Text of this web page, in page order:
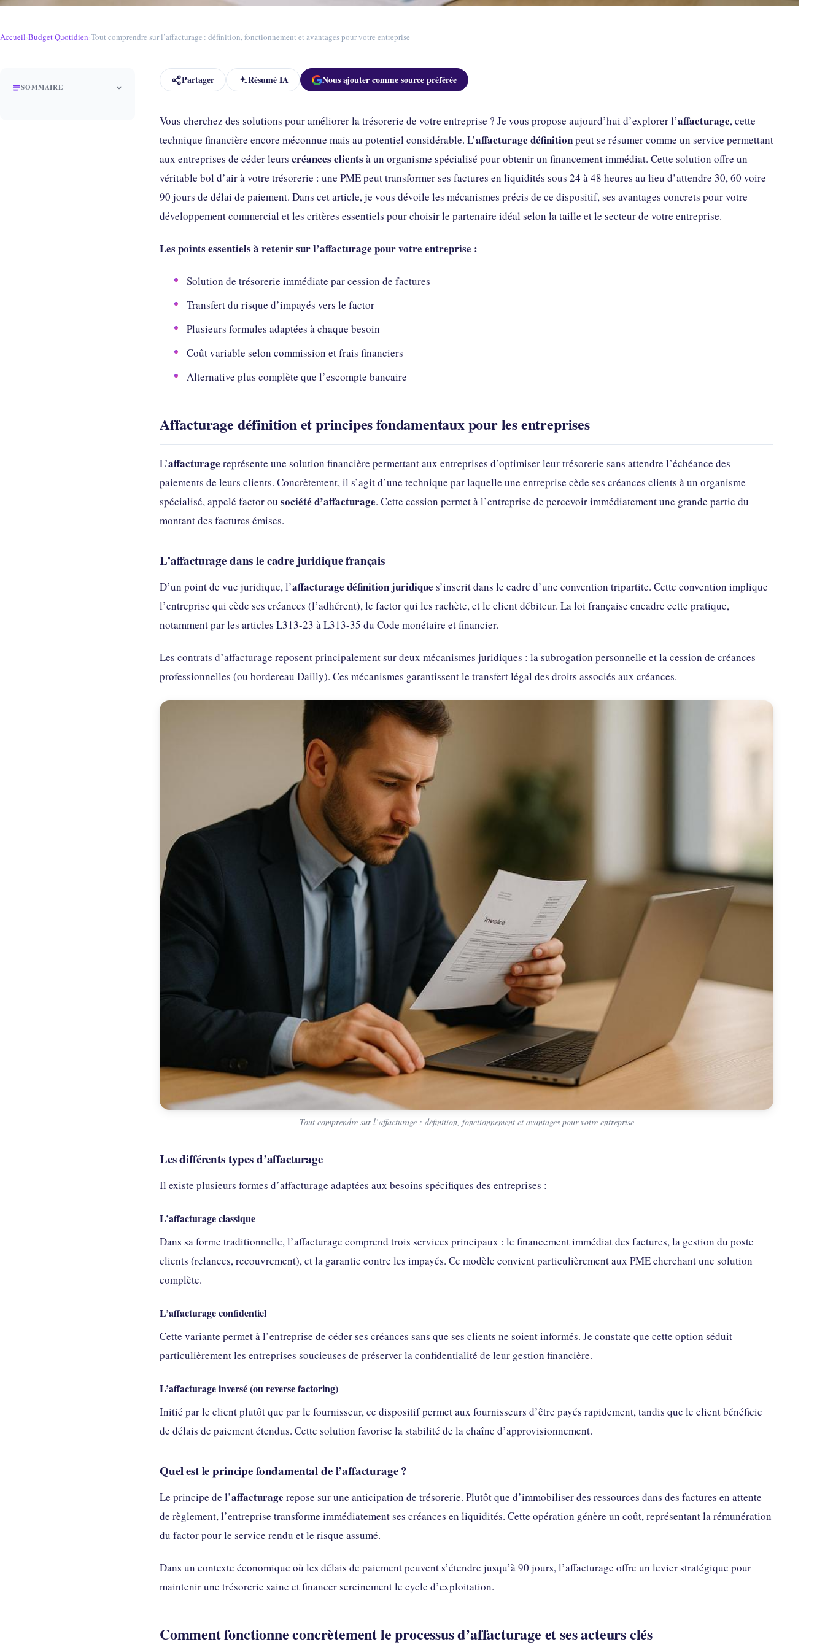
Accueil›Budget Quotidien›Tout comprendre sur l’affacturage : définition, fonctionnement et avantages pour votre entreprise
SOMMAIRE
Partager Résumé IA Nous ajouter comme source préférée
Vous cherchez des solutions pour améliorer la trésorerie de votre entreprise ? Je vous propose aujourd’hui d’explorer l’affacturage, cette
technique financière encore méconnue mais au potentiel considérable. L’affacturage définitionpeut se résumer comme un service permettant
aux entreprises de céder leurs créances clients à un organisme spécialisé pour obtenir un financement immédiat. Cette solution offre un
véritable bol d’air à votre trésorerie : une PME peut transformer ses factures en liquidités sous 24 à 48 heures au lieu d’attendre 30, 60 voire
90 jours de délai de paiement. Dans cet article, je vous dévoile les mécanismes précis de ce dispositif, ses avantages concrets pour votre
développement commercial et les critères essentiels pour choisir le partenaire idéal selon la taille et le secteur de votre entreprise.
Les points essentiels à retenir sur l’affacturage pour votre entreprise :
Solution de trésorerie immédiate par cession de factures
Transfert du risque d’impayés vers le factor
Plusieurs formules adaptées à chaque besoin
Coût variable selon commission et frais financiers
Alternative plus complète que l’escompte bancaire
Affacturage définition et principes fondamentaux pour les entreprises
L’affacturage représente une solution financière permettant aux entreprises d’optimiser leur trésorerie sans attendre l’échéance des
paiements de leurs clients. Concrètement, il s’agit d’une technique par laquelle une entreprise cède ses créances clients à un organisme
spécialisé, appelé factor ou société d’affacturage. Cette cession permet à l’entreprise de percevoir immédiatement une grande partie du
montant des factures émises.
L’affacturage dans le cadre juridique français
D’un point de vue juridique, l’affacturage définition juridique s’inscrit dans le cadre d’une convention tripartite. Cette convention implique
l’entreprise qui cède ses créances (l’adhérent), le factor qui les rachète, et le client débiteur. La loi française encadre cette pratique,
notamment par les articles L313-23 à L313-35 du Code monétaire et financier.
Les contrats d’affacturage reposent principalement sur deux mécanismes juridiques : la subrogation personnelle et la cession de créances
professionnelles (ou bordereau Dailly). Ces mécanismes garantissent le transfert légal des droits associés aux créances.
Tout comprendre sur l’affacturage : définition, fonctionnement et avantages pour votre entreprise
Les différents types d’affacturage
Il existe plusieurs formes d’affacturage adaptées aux besoins spécifiques des entreprises :
L’affacturage classique
Dans sa forme traditionnelle, l’affacturage comprend trois services principaux : le financement immédiat des factures, la gestion du poste
clients (relances, recouvrement), et la garantie contre les impayés. Ce modèle convient particulièrement aux PME cherchant une solution
complète.
L’affacturage confidentiel
Cette variante permet à l’entreprise de céder ses créances sans que ses clients ne soient informés. Je constate que cette option séduit
particulièrement les entreprises soucieuses de préserver la confidentialité de leur gestion financière.
L’affacturage inversé (ou reverse factoring)
Initié par le client plutôt que par le fournisseur, ce dispositif permet aux fournisseurs d’être payés rapidement, tandis que le client bénéficie
de délais de paiement étendus. Cette solution favorise la stabilité de la chaîne d’approvisionnement.
Quel est le principe fondamental de l’affacturage ?
Le principe de l’affacturage repose sur une anticipation de trésorerie. Plutôt que d’immobiliser des ressources dans des factures en attente
de règlement, l’entreprise transforme immédiatement ses créances en liquidités. Cette opération génère un coût, représentant la rémunération
du factor pour le service rendu et le risque assumé.
Dans un contexte économique où les délais de paiement peuvent s’étendre jusqu’à 90 jours, l’affacturage offre un levier stratégique pour
maintenir une trésorerie saine et financer sereinement le cycle d’exploitation.
Comment fonctionne concrètement le processus d’affacturage et ses acteurs clés